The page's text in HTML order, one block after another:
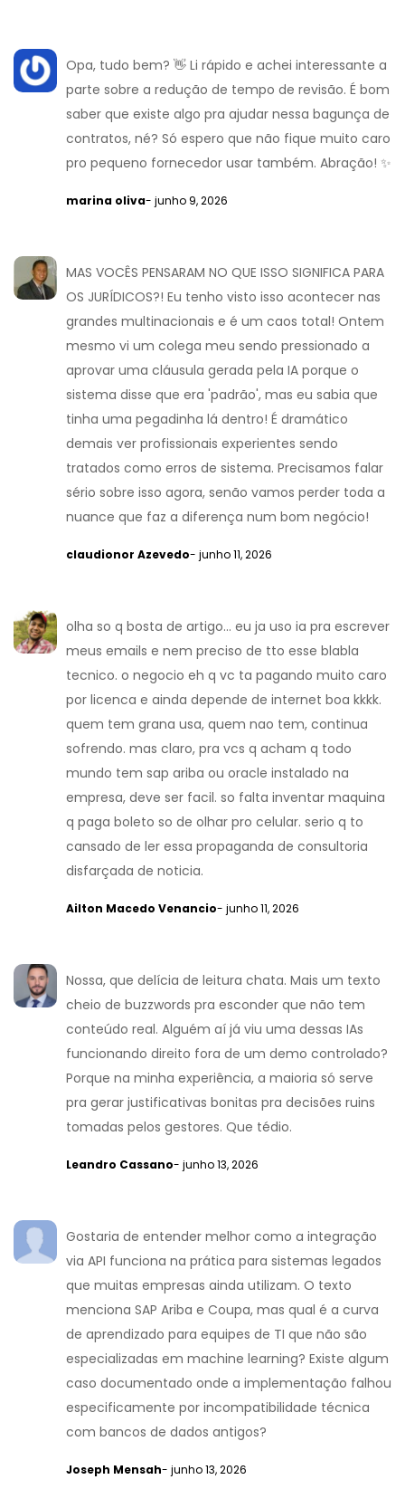
Opa, tudo bem? 👋 Li rápido e achei interessante a
parte sobre a redução de tempo de revisão. É bom
saber que existe algo pra ajudar nessa bagunça de
contratos, né? Só espero que não fique muito caro
pro pequeno fornecedor usar também. Abração! ✨
marina oliva- junho 9, 2026
MAS VOCÊS PENSARAM NO QUE ISSO SIGNIFICA PARA
OS JURÍDICOS?! Eu tenho visto isso acontecer nas
grandes multinacionais e é um caos total! Ontem
mesmo vi um colega meu sendo pressionado a
aprovar uma cláusula gerada pela IA porque o
sistema disse que era 'padrão', mas eu sabia que
tinha uma pegadinha lá dentro! É dramático
demais ver profissionais experientes sendo
tratados como erros de sistema. Precisamos falar
sério sobre isso agora, senão vamos perder toda a
nuance que faz a diferença num bom negócio!
claudionor Azevedo- junho 11, 2026
olha so q bosta de artigo... eu ja uso ia pra escrever
meus emails e nem preciso de tto esse blabla
tecnico. o negocio eh q vc ta pagando muito caro
por licenca e ainda depende de internet boa kkkk.
quem tem grana usa, quem nao tem, continua
sofrendo. mas claro, pra vcs q acham q todo
mundo tem sap ariba ou oracle instalado na
empresa, deve ser facil. so falta inventar maquina
q paga boleto so de olhar pro celular. serio q to
cansado de ler essa propaganda de consultoria
disfarçada de noticia.
Ailton Macedo Venancio- junho 11, 2026
Nossa, que delícia de leitura chata. Mais um texto
cheio de buzzwords pra esconder que não tem
conteúdo real. Alguém aí já viu uma dessas IAs
funcionando direito fora de um demo controlado?
Porque na minha experiência, a maioria só serve
pra gerar justificativas bonitas pra decisões ruins
tomadas pelos gestores. Que tédio.
Leandro Cassano- junho 13, 2026
Gostaria de entender melhor como a integração
via API funciona na prática para sistemas legados
que muitas empresas ainda utilizam. O texto
menciona SAP Ariba e Coupa, mas qual é a curva
de aprendizado para equipes de TI que não são
especializadas em machine learning? Existe algum
caso documentado onde a implementação falhou
especificamente por incompatibilidade técnica
com bancos de dados antigos?
Joseph Mensah- junho 13, 2026